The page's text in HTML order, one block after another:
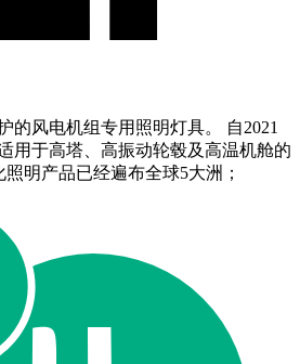
的风电机组专用照明灯具。 自2021
用于高塔、高振动轮毂及高温机舱的
明产品已经遍布全球5大洲；